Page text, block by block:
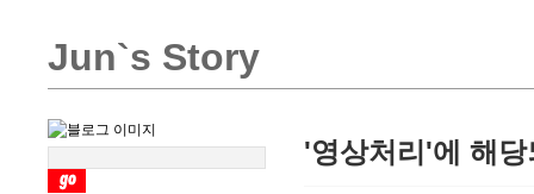
Jun`s Story
'영상처리'에 해